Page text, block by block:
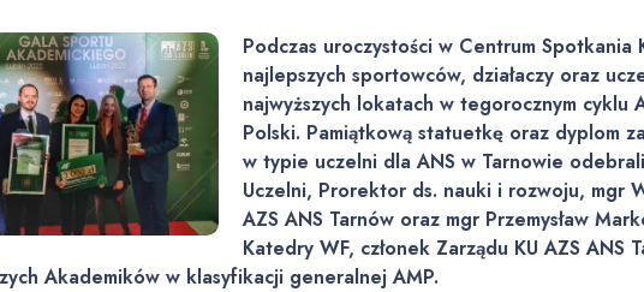
Podczas uroczystości w Centrum Spotkania
najlepszych sportowców, działaczy oraz
najwyższych lokatach w tegorocznym cyklu
Polski. Pamiątkową statuetkę oraz dyplom
w typie uczelni dla ANS w Tarnowie
Uczelni, Prorektor ds. nauki i rozwoju, mgr
AZS ANS Tarnów oraz mgr Przemysław
Katedry WF, członek Zarządu KU AZS ANS
Akademików w klasyfikacji generalnej AMP.